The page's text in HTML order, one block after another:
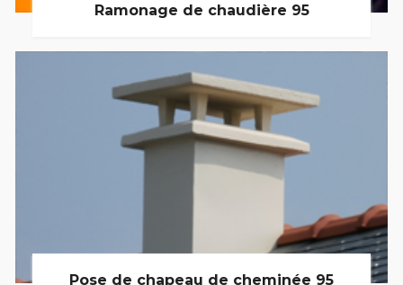
Ramonage de chaudière 95
Pose de chapeau de cheminée 95